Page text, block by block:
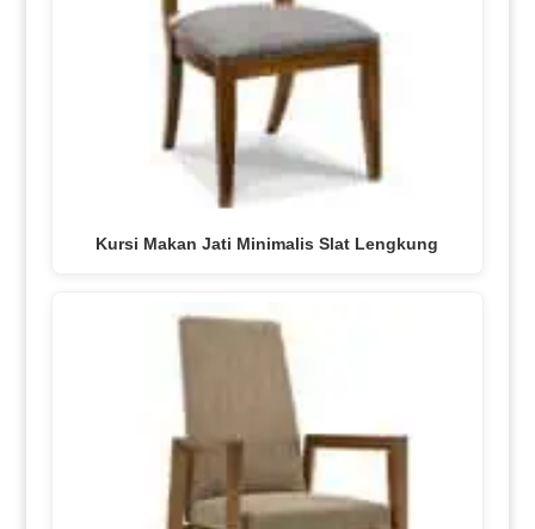
Kursi Makan Jati Minimalis Slat Lengkung